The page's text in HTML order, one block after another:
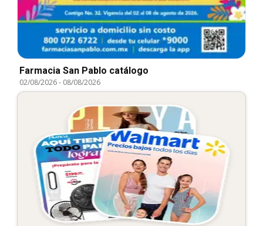
Farmacia San Pablo catálogo
02/08/2026- 08/08/2026